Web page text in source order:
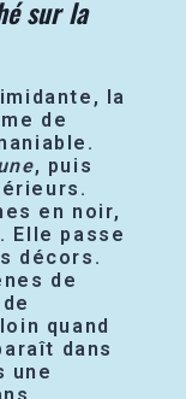
sur la
la
de
, puis
en noir,
Elle passe
décors.
de
quand
dans
une